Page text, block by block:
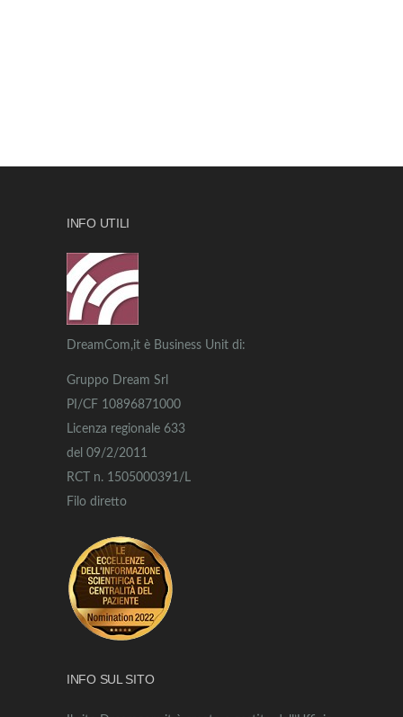
INFO UTILI
DreamCom,it è Business Unit di:
Gruppo Dream Srl
PI/CF 10896871000
Licenza regionale 633
del 09/2/2011
RCT n. 1505000391/L
Filo diretto
INFO SUL SITO